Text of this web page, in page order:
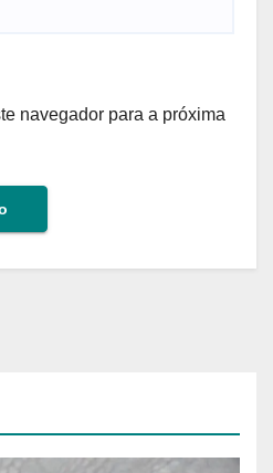
navegador para a próxima